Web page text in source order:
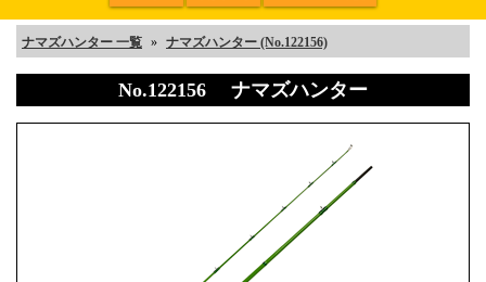
ナマズハンター 一覧 » ナマズハンター (No.122156)
No.122156 ナマズハンター